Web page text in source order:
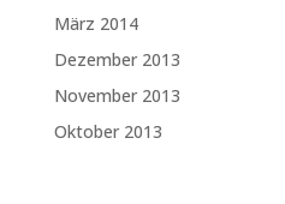
März 2014
Dezember 2013
November 2013
Oktober 2013